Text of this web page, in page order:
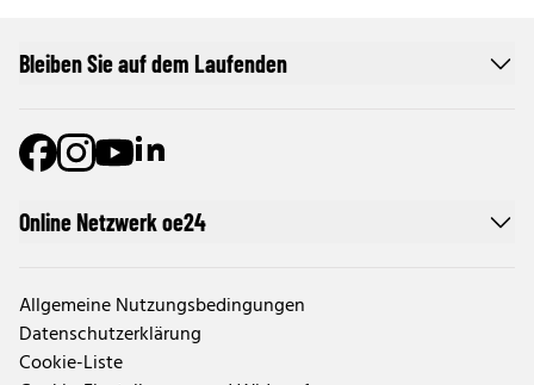
Online Netzwerk oe24
Allgemeine Nutzungsbedingungen
Datenschutzerklärung
Cookie-Liste
Bleiben Sie auf dem Laufenden